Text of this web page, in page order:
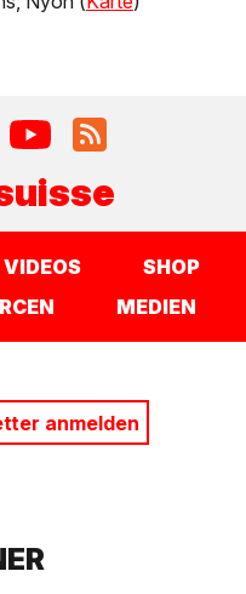
VIDEOS
SHOP
MEDIEN
anmelden